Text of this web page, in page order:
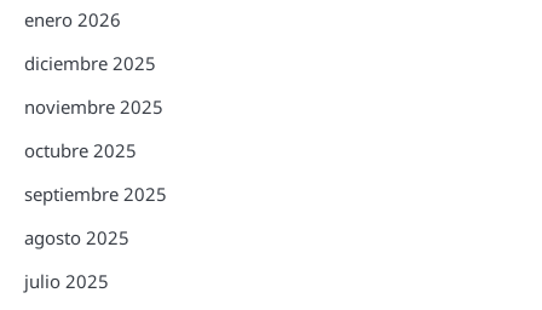
enero 2026
diciembre 2025
noviembre 2025
octubre 2025
septiembre 2025
agosto 2025
julio 2025